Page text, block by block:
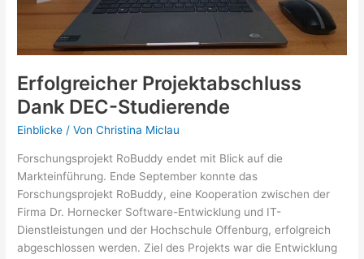
Erfolgreicher Projektabschluss
Dank DEC-Studierende
Einblicke / VonChristina Miclau
Forschungsprojekt RoBuddy endet mit Blick auf die
Markteinführung. Ende September konnte das
Forschungsprojekt RoBuddy, eine Kooperation zwischen der
Firma Dr. Hornecker Software-Entwicklung und IT-
Dienstleistungen und der Hochschule Offenburg, erfolgreich
abgeschlossen werden. Ziel des Projekts war die Entwicklung